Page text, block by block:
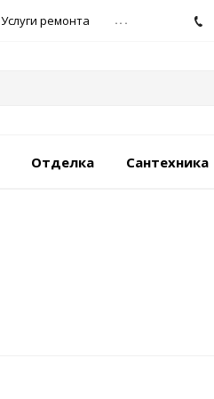
Услуги ремонта ...
Отделка Сантехника